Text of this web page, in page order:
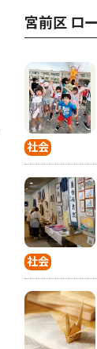
宮前区 ロ
社会
社会